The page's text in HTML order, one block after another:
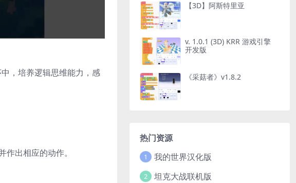
，培养逻辑思维能力，感
出相应的动作。
【3D】阿斯特里亚
v. 1.0.1 (3D) KRR 游戏引擎
开发版
《采菇者》v1.8.2
热门资源
1 我的世界汉化版
2 坦克大战联机版